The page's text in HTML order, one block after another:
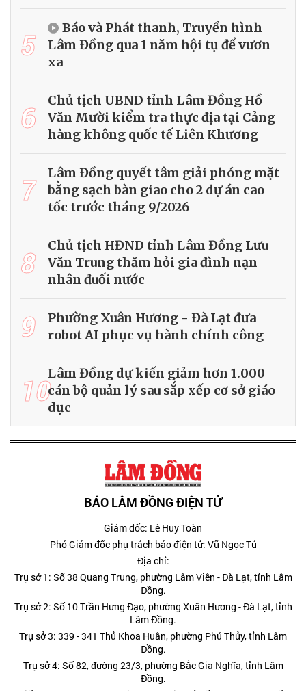
5
Báo và Phát thanh, Truyền hình
Lâm Đồng qua 1 năm hội tụ để vươn
xa
6
Chủ tịch UBND tỉnh Lâm Đồng Hồ
Văn Mười kiểm tra thực địa tại Cảng
hàng không quốc tế Liên Khương
7
Lâm Đồng quyết tâm giải phóng mặt
bằng sạch bàn giao cho 2 dự án cao
tốc trước tháng 9/2026
8
Chủ tịch HĐND tỉnh Lâm Đồng Lưu
Văn Trung thăm hỏi gia đình nạn
nhân đuối nước
9
Phường Xuân Hương - Đà Lạt đưa
robot AI phục vụ hành chính công
10Lâm Đồng dự kiến giảm hơn 1.000
cán bộ quản lý sau sắp xếp cơ sở giáo
dục
BÁO LÂM ĐỒNG ĐIỆN TỬ
Giám đốc: Lê Huy Toàn
Phó Giám đốc phụ trách báo điện tử: Vũ Ngọc Tú
Địa chỉ:
Trụ sở 1: Số 38 Quang Trung, phường Lâm Viên - Đà Lạt, tỉnh Lâm
Đồng.
Trụ sở 2: Số 10 Trần Hưng Đạo, phường Xuân Hương - Đà Lạt, tỉnh
Lâm Đồng.
Trụ sở 3: 339 - 341 Thủ Khoa Huân, phường Phú Thủy, tỉnh Lâm
Đồng.
Trụ sở 4: Số 82, đường 23/3, phường Bắc Gia Nghĩa, tỉnh Lâm
Đồng.